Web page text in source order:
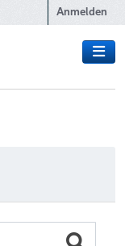
Anmelden